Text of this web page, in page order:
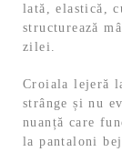
lată, elastică,
structurează
zilei.
Croiala lejeră
strânge și nu
nuanță care
la pantaloni